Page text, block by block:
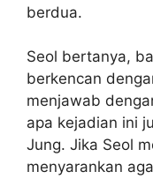
berdua.
Seol bertanya,
berkencan
menjawab
apa kejadian ini
Jung. Jika Seol
menyarankan